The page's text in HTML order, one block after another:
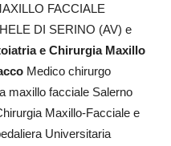
FACCIALE
DI SERINO (AV) e
e Chirurgia Maxillo
Medico chirurgo
maxillo facciale Salerno
Maxillo-Facciale e
Universitaria